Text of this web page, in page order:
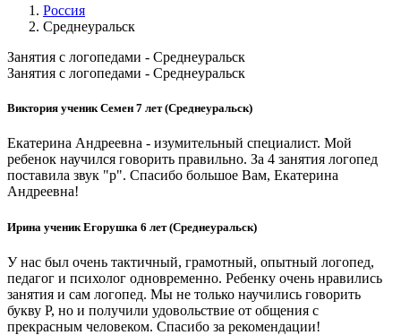
Россия
Среднеуральск
Занятия с логопедами - Среднеуральск
Занятия с логопедами - Среднеуральск
Виктория ученик Семен 7 лет (Среднеуральск)
Екатерина Андреевна - изумительный специалист. Мой
ребенок научился говорить правильно. За 4 занятия логопед
поставила звук "р". Спасибо большое Вам, Екатерина
Андреевна!
Ирина ученик Егорушка 6 лет (Среднеуральск)
У нас был очень тактичный, грамотный, опытный логопед,
педагог и психолог одновременно. Ребенку очень нравились
занятия и сам логопед. Мы не только научились говорить
букву Р, но и получили удовольствие от общения с
прекрасным человеком. Спасибо за рекомендации!